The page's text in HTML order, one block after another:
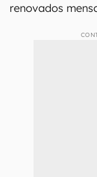
renovados